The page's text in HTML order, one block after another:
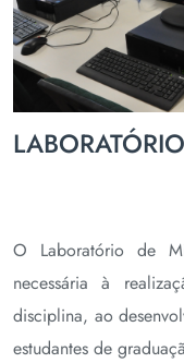
O Laboratório de
necessária à
disciplina, ao
estudantes de